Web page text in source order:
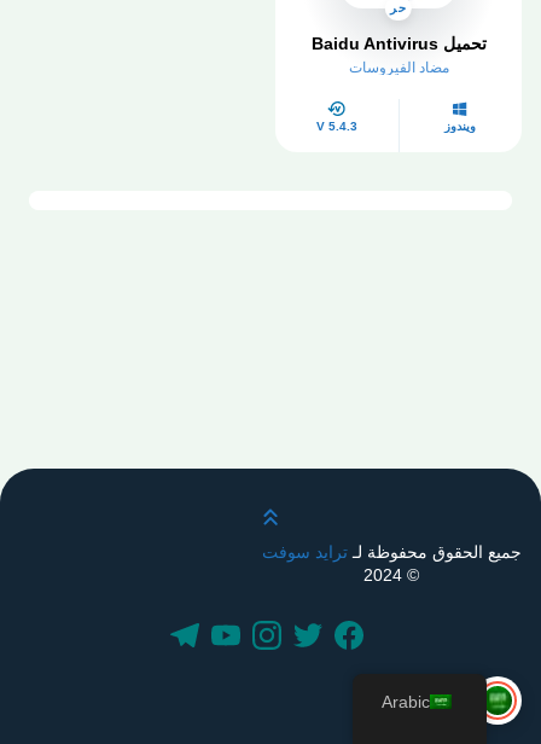
حر
تحميل Baidu Antivirus
مضاد الفيروسات
ويندوز V 5.4.3
قم بالتمرير لأعلى
جميع الحقوق محفوظة لـترايد سوفت
© 2024
Arabic